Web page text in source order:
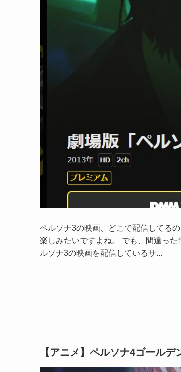
ペルソナ3の映画、どこで配信してる
楽しみたいですよね。 でも、間違っ
ルソナ3の映画を配信しているサ...
【アニメ】ペルソナ4ゴール